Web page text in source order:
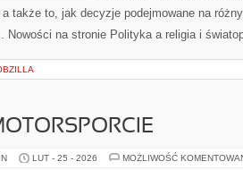
a także to, jak decyzje podejmowane na
Nowości na stronie Polityka a religia i
LUT - 25 - 2026 MOŻLIWOŚĆ